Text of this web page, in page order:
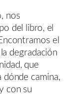
nos
del libro, el
el
degradación
que
dónde camina,
con su